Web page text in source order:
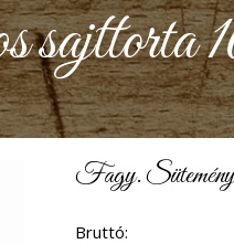
Fagy. Sütemény
Bruttó: